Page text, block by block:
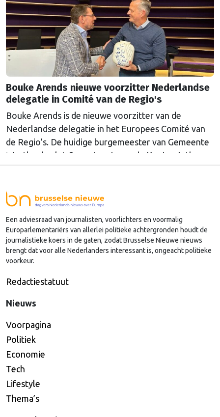
Bouke Arends nieuwe voorzitter Nederlandse
delegatie in Comité van de Regio's
Bouke Arends is de nieuwe voorzitter van de
Nederlandse delegatie in het Europees Comité van
de Regio’s. De huidige burgemeester van Gemeente
Westland volgt Commissaris van de Koning Arthur
Nederlandse regio’s behoorlijk succesvol in hun
lobby in Brussel, en dat komt vooral omdat …
Continued
Een adviesraad van journalisten, voorlichters en voormalig
Europarlementariërs van allerlei politieke achtergronden houdt de
journalistieke koers in de gaten, zodat Brusselse Nieuwe nieuws
brengt dat voor alle Nederlanders interessant is, ongeacht politieke
voorkeur.
Redactiestatuut
Nieuws
Voorpagina
Politiek
Economie
Tech
Lifestyle
Thema’s